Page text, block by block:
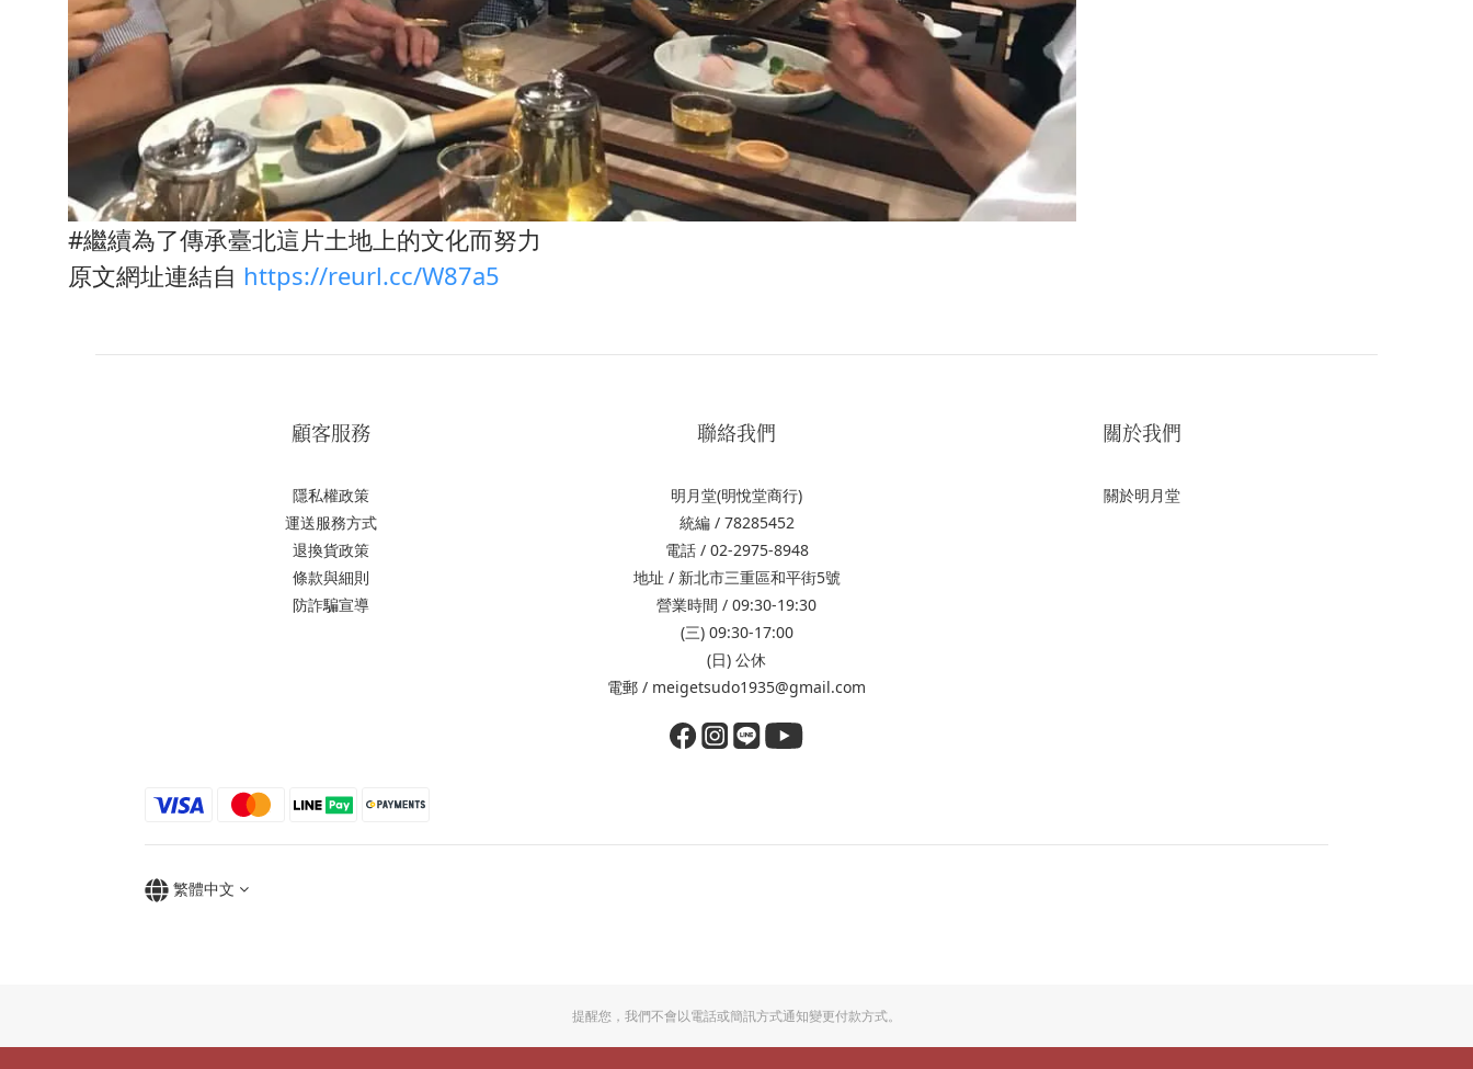
#繼續為了傳承臺北這片土地上的文化而努力
原文網址連結自 https://reurl.cc/W87a5
顧客服務
隱私權政策
運送服務方式
退換貨政策
條款與細則
防詐騙宣導
聯絡我們
明月堂(明悅堂商行)
統編 / 78285452
電話 / 02-2975-8948
地址 / 新北市三重區和平街5號
營業時間 / 09:30-19:30
(三) 09:30-17:00
(日) 公休
電郵 / meigetsudo1935@gmail.com
關於我們
關於明月堂
繁體中文
提醒您，我們不會以電話或簡訊方式通知變更付款方式。